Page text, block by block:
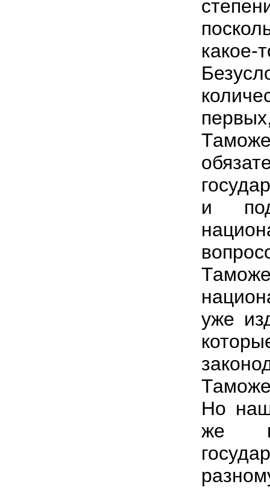
и
уже
Но
же